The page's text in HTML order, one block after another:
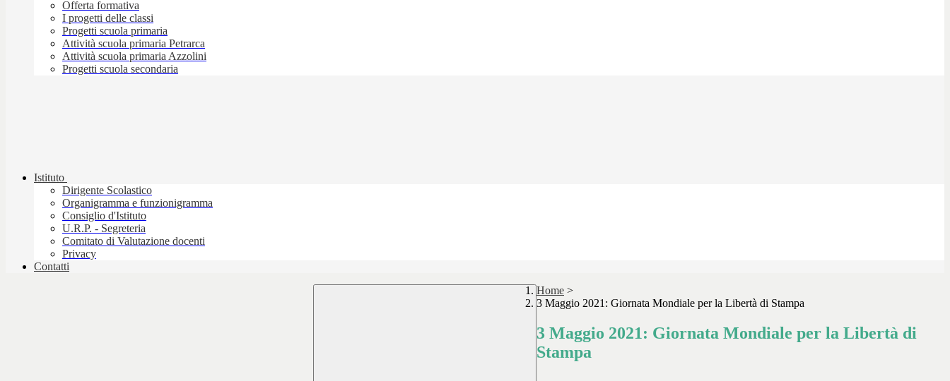
Offerta formativa
I progetti delle classi
Progetti scuola primaria
Attività scuola primaria Petrarca
Attività scuola primaria Azzolini
Progetti scuola secondaria
Istituto
Dirigente Scolastico
Organigramma e funzionigramma
Consiglio d'Istituto
U.R.P. - Segreteria
Comitato di Valutazione docenti
Privacy
Contatti
Home >
3 Maggio 2021: Giornata Mondiale per la Libertà di Stampa
3 Maggio 2021: Giornata Mondiale per la Libertà di
Stampa